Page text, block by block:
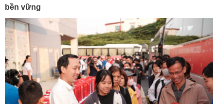
bền vững